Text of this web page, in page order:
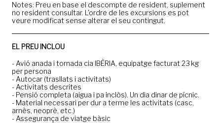
Notes: Preu en base el descompte de resident, suplement
no resident consultar. L'ordre de les excursions es pot
veure modificat sense alterar el seu contingut.
EL PREU INCLOU
- Avió anada i tornada cia IBÈRIA, equipatge facturat 23 kg
per persona
- Autocar (trasllats i activitats)
- Activitats descrites
- Pensió completa (aigua i pa inclòs). Un dia dinar de pícnic.
- Material necessari per dur a terme les activitats (casc,
arnès, neoprè, etc.)
- Assegurança de viatge bàsic